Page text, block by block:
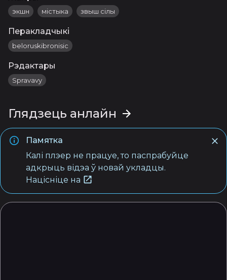
экшн містыка звыш сілы
Перакладчыкі
beloruskibronisic
Рэдактары
Spravavy
Глядзець анлайн
Памятка
Калі плэер не працуе, то паспрабуйце
адкрыць відэа ў новай укладцы.
Націсніце на